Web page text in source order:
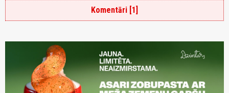
Komentāri [1]